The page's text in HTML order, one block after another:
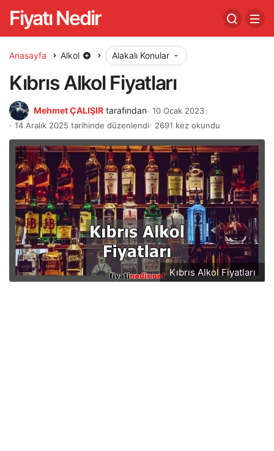
Fiyatı Nedir
Anasayfa Alkol Alakalı Konular
Kıbrıs Alkol Fiyatları
Mehmet ÇALIŞIR tarafından 10 Ocak 2023
14 Aralık 2025 tarihinde düzenlendi
2691 kez okundu
Kıbrıs Alkol Fiyatları